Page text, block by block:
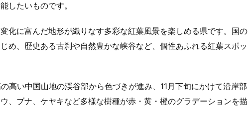
したいものです。
化に富んだ地形が織りなす多彩な紅葉風景を楽しめる県です。国の
め、歴史ある古刹や自然豊かな峡谷など、個性あふれる紅葉スポッ
高い中国山地の渓谷部から色づきが進み、11月下旬にかけて沿岸部
、ブナ、ケヤキなど多様な樹種が赤・黄・橙のグラデーションを描